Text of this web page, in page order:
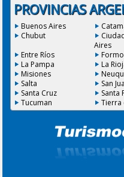
PROVINCIAS
Buenos Aires
Chubut
Aires
Entre Ríos
La Pampa
La
Misiones
Salta
San
Santa Cruz
Santa
Tucuman
Tierra